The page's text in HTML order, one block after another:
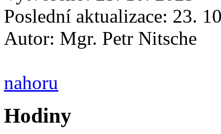
Poslední aktualizace: 23.
Autor: Mgr. Petr Nitsche
nahoru
Hodiny